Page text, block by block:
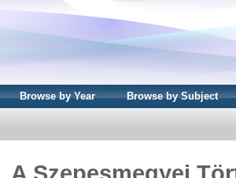
Browse by Year Browse by Subject